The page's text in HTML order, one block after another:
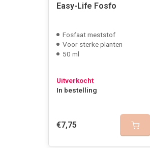
Easy-Life Fosfo
Fosfaat meststof
Voor sterke planten
50 ml
Uitverkocht
In bestelling
€7,75